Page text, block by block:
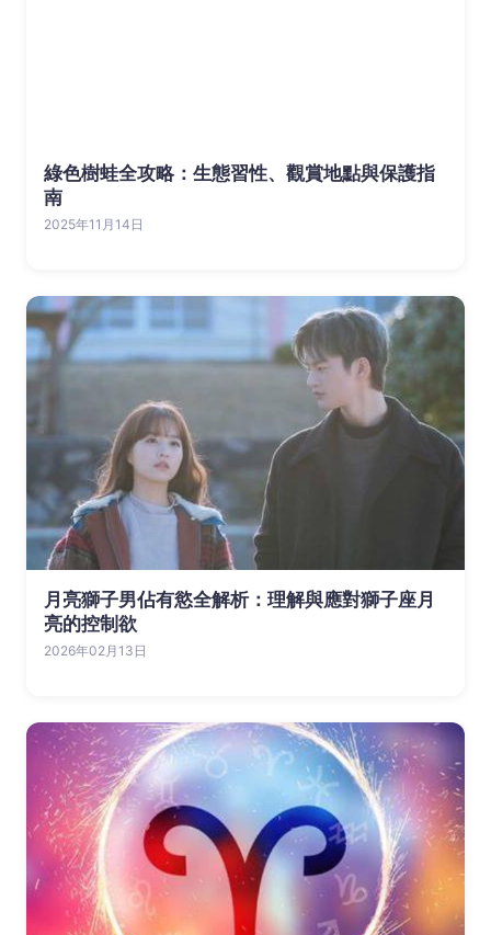
綠色樹蛙全攻略：生態習性、觀賞地點與保護指
南
2025年11月14日
月亮獅子男佔有慾全解析：理解與應對獅子座月
亮的控制欲
2026年02月13日